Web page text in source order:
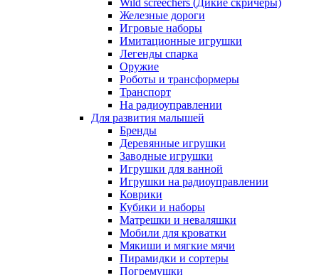
Wild screechers (Дикие скричеры)
Железные дороги
Игровые наборы
Имитационные игрушки
Легенды спарка
Оружие
Роботы и трансформеры
Транспорт
На радиоуправлении
Для развития малышей
Бренды
Деревянные игрушки
Заводные игрушки
Игрушки для ванной
Игрушки на радиоуправлении
Коврики
Кубики и наборы
Матрешки и неваляшки
Мобили для кроватки
Мякиши и мягкие мячи
Пирамидки и сортеры
Погремушки